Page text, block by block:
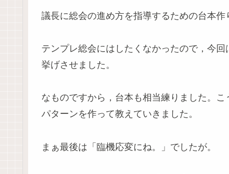
議長に総会の進め方を指導するための台本
テンプレ総会にはしたくなかったので，今
挙げさせました。
なものですから，台本も相当練りました。
パターンを作って教えていきました。
まぁ最後は「臨機応変にね。」でしたが。